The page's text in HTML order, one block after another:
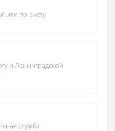
или по счету
и Ленинградской
служба